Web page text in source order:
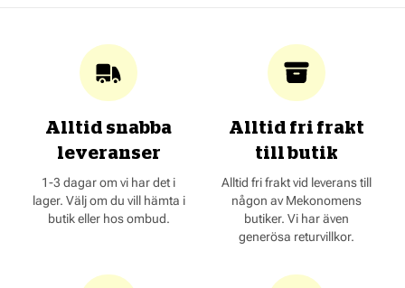
Alltid snabba
leveranser
1-3 dagar om vi har det i
lager. Välj om du vill hämta i
butik eller hos ombud.
Alltid fri frakt
till butik
Alltid fri frakt vid leverans till
någon av Mekonomens
butiker. Vi har även
generösa returvillkor.